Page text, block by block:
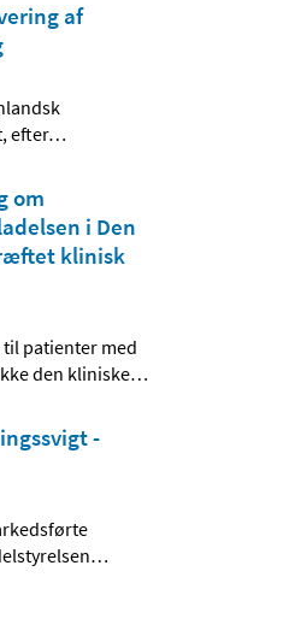
af
efter…
om
i Den
klinisk
til patienter med
den kliniske…
-
…